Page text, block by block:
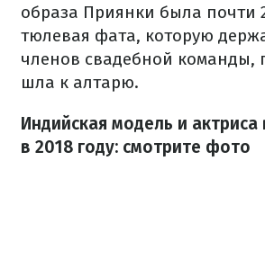
образа Приянки была почти
тюлевая фата, которую
членов свадебной команды,
шла к алтарю.
Индийская модель и
в 2018 году: смотрите фото